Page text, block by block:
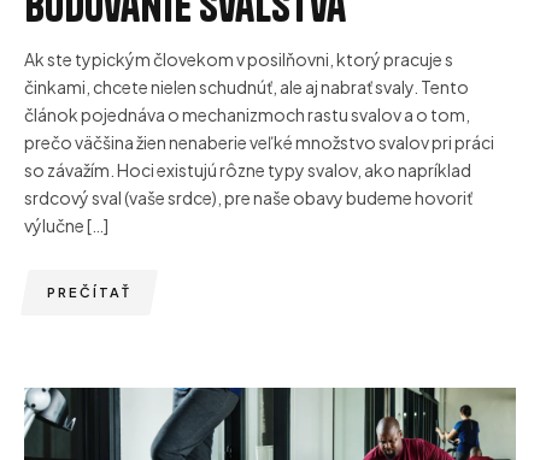
Ak ste typickým človekom v posilňovni, ktorý pracuje s
činkami, chcete nielen schudnúť, ale aj nabrať svaly. Tento
článok pojednáva o mechanizmoch rastu svalov a o tom,
prečo väčšina žien nenaberie veľké množstvo svalov pri práci
so závažím. Hoci existujú rôzne typy svalov, ako napríklad
srdcový sval (vaše srdce), pre naše obavy budeme hovoriť
výlučne […]
PREČÍTAŤ